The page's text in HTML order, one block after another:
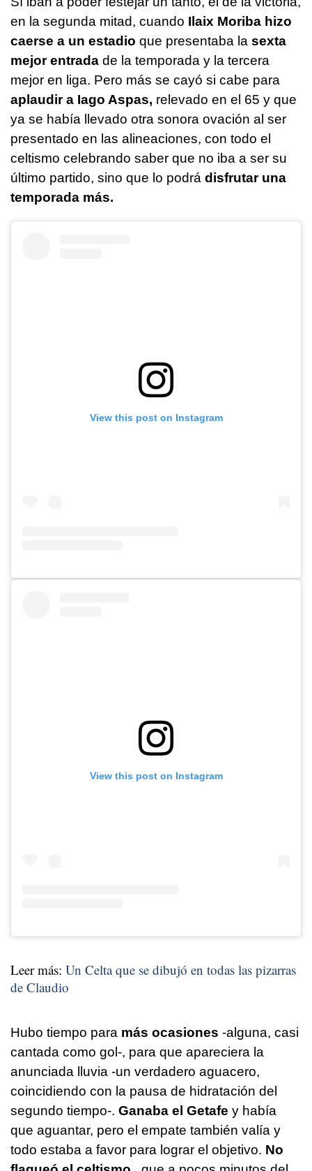
en la segunda mitad, cuando Ilaix Moriba hizo
caerse a un estadio que presentaba la sexta
mejor entrada de la temporada y la tercera
mejor en liga. Pero más se cayó si cabe para
aplaudir a Iago Aspas, relevado en el 65 y que
ya se había llevado otra sonora ovación al ser
presentado en las alineaciones, con todo el
celtismo celebrando saber que no iba a ser su
último partido, sino que lo podrá disfrutar una
temporada más.
View this post on Instagram
View this post on Instagram
Leer más: Un Celta que se dibujó en todas las pizarras
de Claudio
Hubo tiempo para más ocasiones -alguna, casi
cantada como gol-, para que apareciera la
anunciada lluvia -un verdadero aguacero,
coincidiendo con la pausa de hidratación del
segundo tiempo-. Ganaba el Getafe y había
que aguantar, pero el empate también valía y
todo estaba a favor para lograr el objetivo. No